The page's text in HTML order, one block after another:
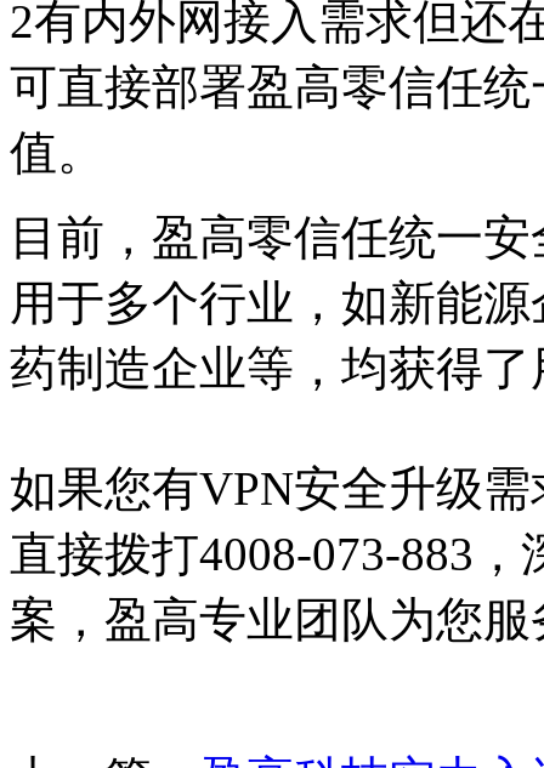
2有内外网接入需求但还
可直接部署盈高零信任
值。
目前，盈高零信任统一
用于多个行业，如新能
药制造企业等，均获得
如果您有VPN安全升级
直接拨打4008-073-883
案，盈高专业团队为您服